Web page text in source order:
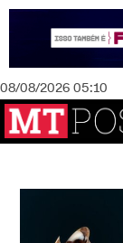
08/08/2026 05:10